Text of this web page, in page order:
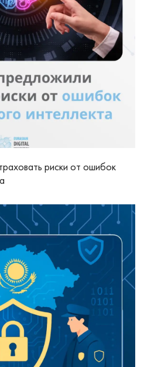
риски от ошибок